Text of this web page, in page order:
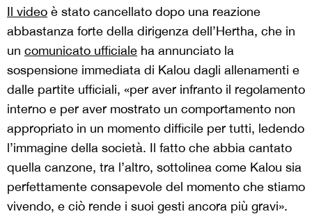
Il video è stato cancellato dopo una reazione
abbastanza forte della dirigenza dell’Hertha, che in
un comunicato ufficiale ha annunciato la
sospensione immediata di Kalou dagli allenamenti e
dalle partite ufficiali, «per aver infranto il regolamento
interno e per aver mostrato un comportamento non
appropriato in un momento difficile per tutti, ledendo
l’immagine della società. Il fatto che abbia cantato
quella canzone, tra l’altro, sottolinea come Kalou sia
perfettamente consapevole del momento che stiamo
vivendo, e ciò rende i suoi gesti ancora più gravi».